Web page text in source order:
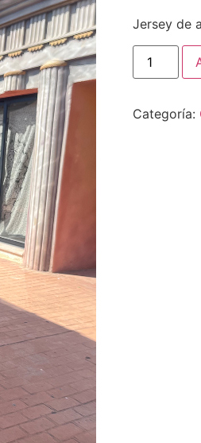
Jersey de
Categoría: